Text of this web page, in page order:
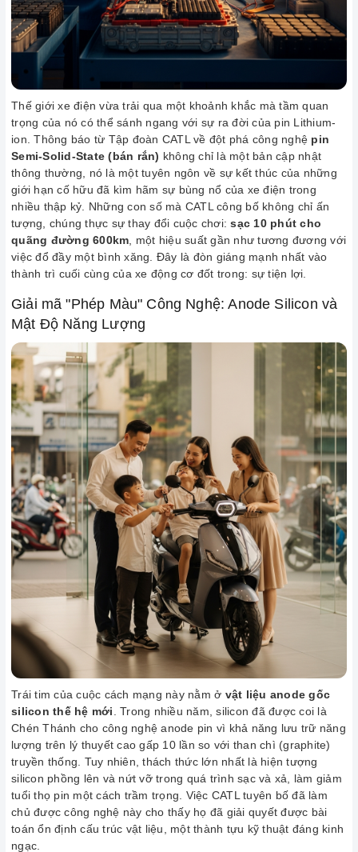
Thế giới xe điện vừa trải qua một khoảnh khắc mà tầm quan
trọng của nó có thể sánh ngang với sự ra đời của pin Lithium-
ion. Thông báo từ Tập đoàn CATL về đột phá công nghệ pin
Semi-Solid-State (bán rắn) không chỉ là một bản cập nhật
thông thường, nó là một tuyên ngôn về sự kết thúc của những
giới hạn cố hữu đã kìm hãm sự bùng nổ của xe điện trong
nhiều thập kỷ. Những con số mà CATL công bố không chỉ ấn
tượng, chúng thực sự thay đổi cuộc chơi:sạc 10 phút cho
quãng đường 600km , một hiệu suất gần như tương đương với
việc đổ đầy một bình xăng. Đây là đòn giáng mạnh nhất vào
thành trì cuối cùng của xe động cơ đốt trong: sự tiện lợi.
Giải mã "Phép Màu" Công Nghệ: Anode Silicon và
Mật Độ Năng Lượng
Trái tim của cuộc cách mạng này nằm ở vật liệu anode gốc
silicon thế hệ mới . Trong nhiều năm, silicon đã được coi là
Chén Thánh cho công nghệ anode pin vì khả năng lưu trữ năng
lượng trên lý thuyết cao gấp 10 lần so với than chì (graphite)
truyền thống. Tuy nhiên, thách thức lớn nhất là hiện tượng
silicon phồng lên và nứt vỡ trong quá trình sạc và xả, làm giảm
tuổi thọ pin một cách trầm trọng. Việc CATL tuyên bố đã làm
chủ được công nghệ này cho thấy họ đã giải quyết được bài
toán ổn định cấu trúc vật liệu, một thành tựu kỹ thuật đáng kinh
ngạc.